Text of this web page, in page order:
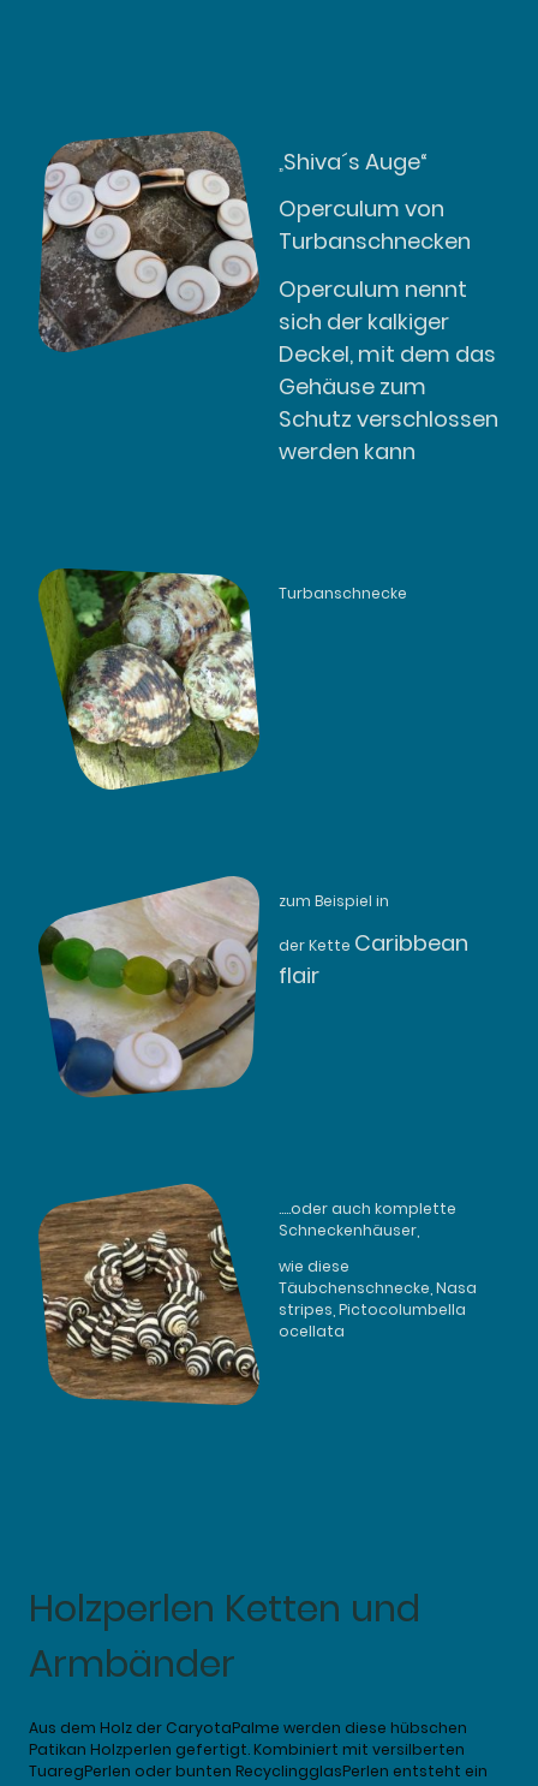
„Shiva´s Auge“
Operculum von
Turbanschnecken
Operculum nennt
sich der kalkiger
Deckel, mit dem das
Gehäuse zum
Schutz verschlossen
werden kann
Turbanschnecke
zum Beispiel in
der Kette Caribbean
flair
.....oder auch komplette
Schneckenhäuser,
wie diese
Täubchenschnecke, Nasa
stripes, Pictocolumbella
ocellata
Holzperlen Ketten und
Armbänder
Aus dem Holz der CaryotaPalme werden diese hübschen
Patikan Holzperlen gefertigt. Kombiniert mit versilberten
TuaregPerlen oder bunten RecyclingglasPerlen entsteht ein